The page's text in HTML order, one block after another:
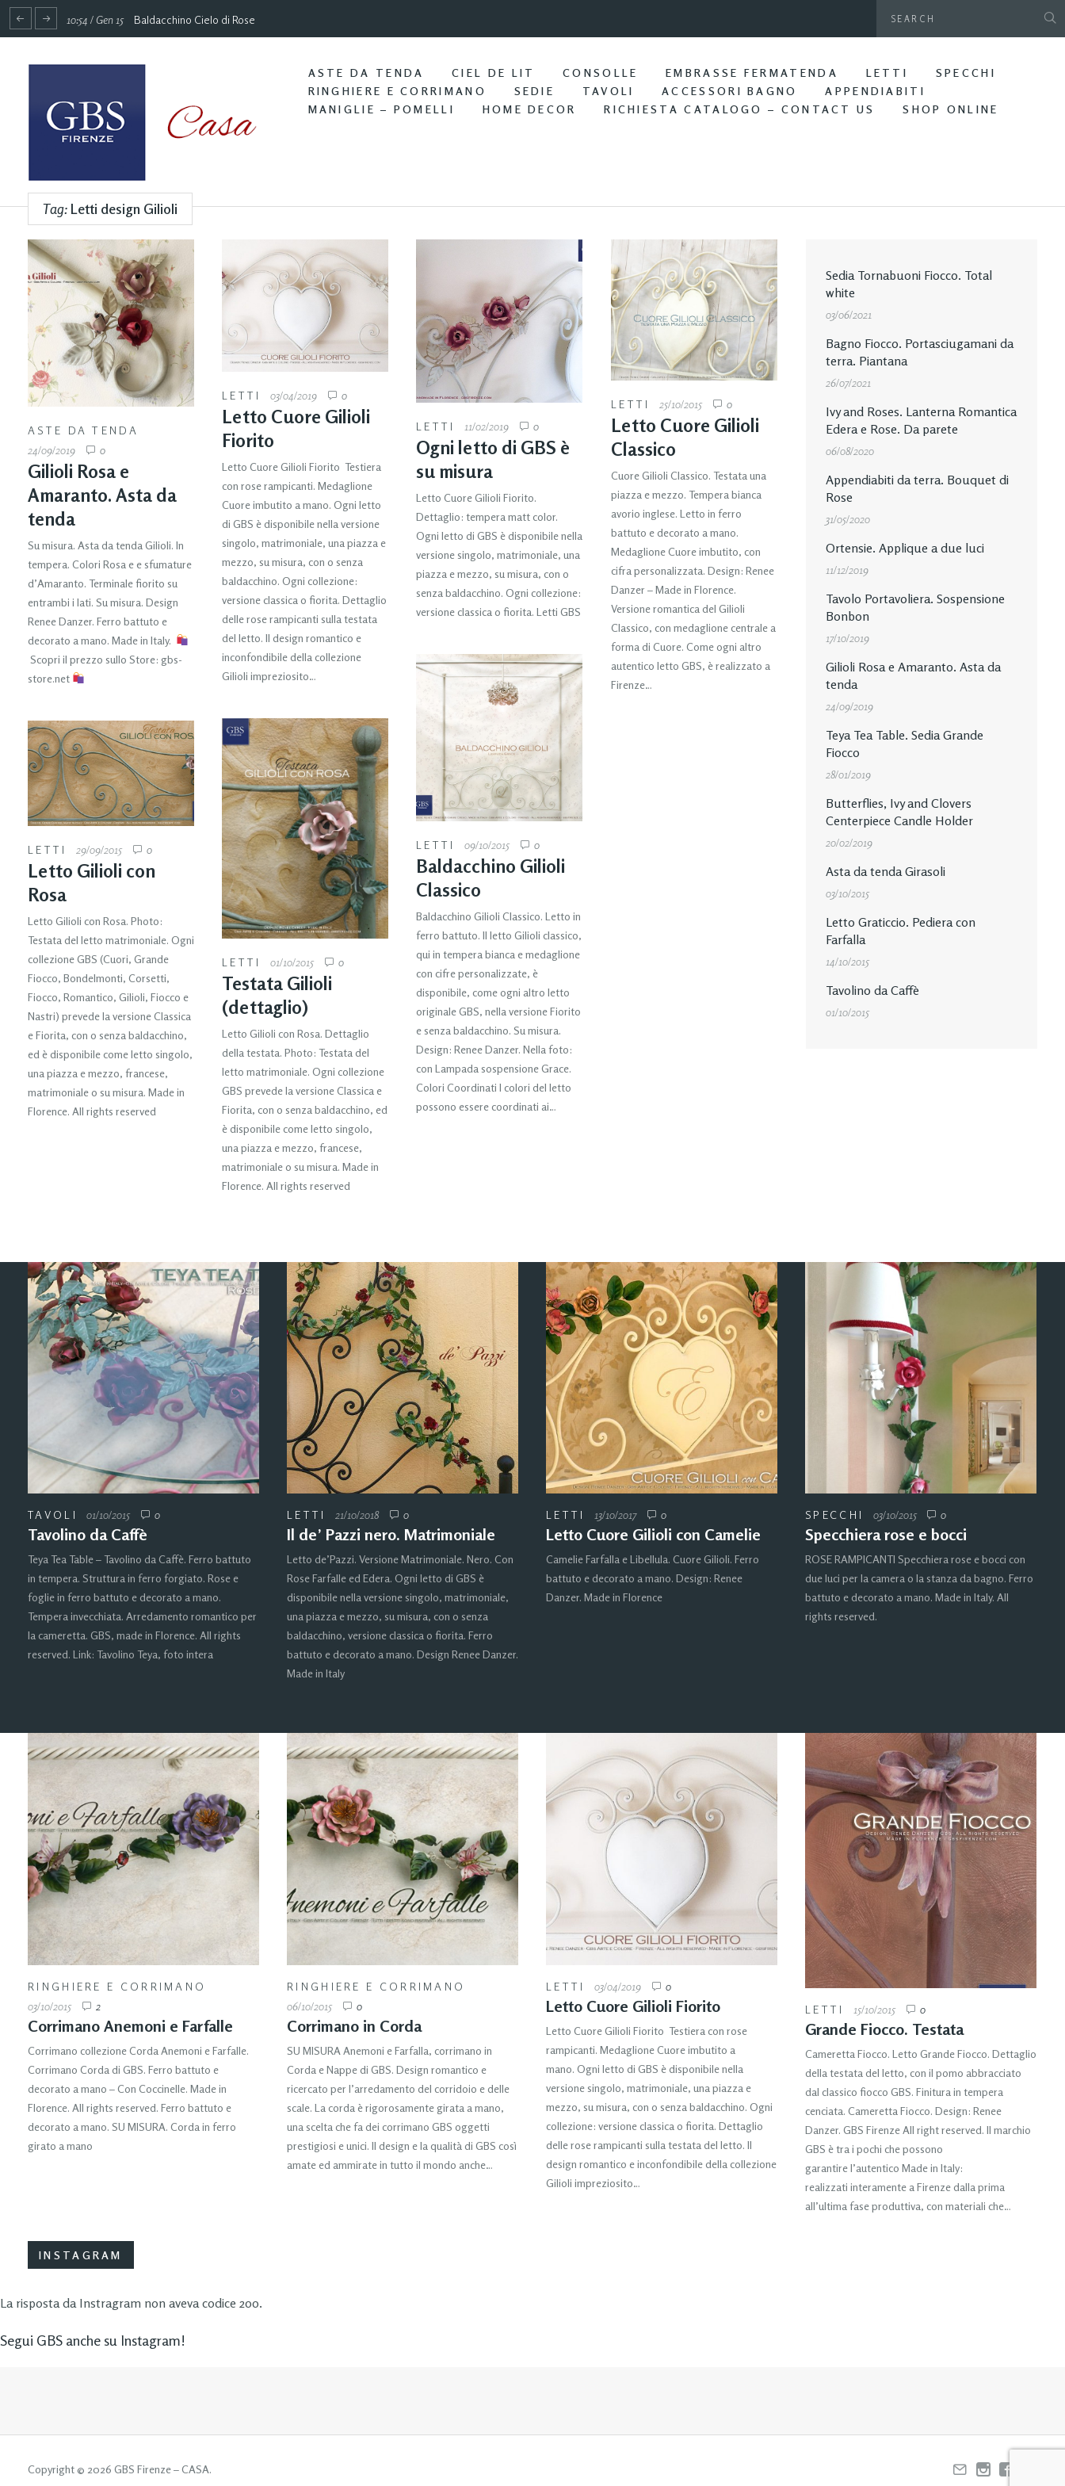
10:54 / Gen 15 Baldacchino Cielo di Rose
ASTE DA TENDA CIEL DE LIT CONSOLLE EMBRASSE FERMATENDA LETTI
SPECCHI
RINGHIERE E CORRIMANO
SEDIE TAVOLI ACCESSORI BAGNO
APPENDIABITI
MANIGLIE – POMELLI
HOME DECOR RICHIESTA CATALOGO – CONTACT US SHOP ONLINE
Tag:Letti design Gilioli
ASTE DA TENDA
24/09/2019
0
Gilioli Rosa e
Amaranto. Asta da
tenda
Su misura. Asta da tenda Gilioli. In
tempera. Colori Rosa e e sfumature
d’Amaranto. Terminale fiorito su
entrambi i lati. Su misura. Design
Renee Danzer. Ferro battuto e
decorato a mano. Made in Italy.
Scopri il prezzo sullo Store: gbs-
store.net
LETTI 03/04/2019 0
Letto Cuore Gilioli
Fiorito
Letto Cuore Gilioli Fiorito Testiera
con rose rampicanti. Medaglione
Cuore imbutito a mano. Ogni letto
di GBS è disponibile nella versione
singolo, matrimoniale, una piazza e
mezzo, su misura, con o senza
baldacchino. Ogni collezione:
versione classica o fiorita. Dettaglio
delle rose rampicanti sulla testata
del letto. Il design romantico e
inconfondibile della collezione
Gilioli impreziosito…
LETTI 11/02/2019 0
Ogni letto di GBS è
su misura
Letto Cuore Gilioli Fiorito.
Dettaglio: tempera matt color.
Ogni letto di GBS è disponibile nella
versione singolo, matrimoniale, una
piazza e mezzo, su misura, con o
senza baldacchino. Ogni collezione:
versione classica o fiorita. Letti GBS
LETTI 25/10/2015 0
Letto Cuore Gilioli
Classico
Cuore Gilioli Classico. Testata una
piazza e mezzo. Tempera bianca
avorio inglese. Letto in ferro
battuto e decorato a mano.
Medaglione Cuore imbutito, con
cifra personalizzata. Design: Renee
Danzer – Made in Florence.
Versione romantica del Gilioli
Classico, con medaglione centrale a
forma di Cuore. Come ogni altro
autentico letto GBS, è realizzato a
Firenze…
LETTI 09/10/2015 0
Baldacchino Gilioli
Classico
Baldacchino Gilioli Classico. Letto in
ferro battuto. Il letto Gilioli classico,
qui in tempera bianca e medaglione
con cifre personalizzate, è
disponibile, come ogni altro letto
originale GBS, nella versione Fiorito
e senza baldacchino. Su misura.
Design: Renee Danzer. Nella foto:
con Lampada sospensione Grace.
Colori Coordinati I colori del letto
possono essere coordinati ai…
LETTI 01/10/2015 0
Testata Gilioli
(dettaglio)
Letto Gilioli con Rosa. Dettaglio
della testata. Photo: Testata del
letto matrimoniale. Ogni collezione
GBS prevede la versione Classica e
Fiorita, con o senza baldacchino, ed
è disponibile come letto singolo,
una piazza e mezzo, francese,
matrimoniale o su misura. Made in
Florence. All rights reserved
LETTI 29/09/2015 0
Letto Gilioli con
Rosa
Letto Gilioli con Rosa. Photo:
Testata del letto matrimoniale. Ogni
collezione GBS (Cuori, Grande
Fiocco, Bondelmonti, Corsetti,
Fiocco, Romantico, Gilioli, Fiocco e
Nastri) prevede la versione Classica
e Fiorita, con o senza baldacchino,
ed è disponibile come letto singolo,
una piazza e mezzo, francese,
matrimoniale o su misura. Made in
Florence. All rights reserved
Sedia Tornabuoni Fiocco. Total
white
03/06/2021
Bagno Fiocco. Portasciugamani da
terra. Piantana
26/07/2021
Ivy and Roses. Lanterna Romantica
Edera e Rose. Da parete
06/08/2020
Appendiabiti da terra. Bouquet di
Rose
31/05/2020
Ortensie. Applique a due luci
11/12/2019
Tavolo Portavoliera. Sospensione
Bonbon
17/10/2019
Gilioli Rosa e Amaranto. Asta da
tenda
24/09/2019
Teya Tea Table. Sedia Grande
Fiocco
28/01/2019
Butterflies, Ivy and Clovers
Centerpiece Candle Holder
20/02/2019
Asta da tenda Girasoli
03/10/2015
Letto Graticcio. Pediera con
Farfalla
14/10/2015
Tavolino da Caffè
01/10/2015
TAVOLI 01/10/2015 0
Tavolino da Caffè
Teya Tea Table – Tavolino da Caffè. Ferro battuto
in tempera. Struttura in ferro forgiato. Rose e
foglie in ferro battuto e decorato a mano.
Tempera invecchiata. Arredamento romantico per
la cameretta. GBS, made in Florence. All rights
reserved. Link: Tavolino Teya, foto intera
LETTI 21/10/2018 0
Il de’ Pazzi nero. Matrimoniale
Letto de’Pazzi. Versione Matrimoniale. Nero. Con
Rose Farfalle ed Edera. Ogni letto di GBS è
disponibile nella versione singolo, matrimoniale,
una piazza e mezzo, su misura, con o senza
baldacchino, versione classica o fiorita. Ferro
battuto e decorato a mano. Design Renee Danzer.
Made in Italy
LETTI 13/10/2017 0
Letto Cuore Gilioli con Camelie
Camelie Farfalla e Libellula. Cuore Gilioli. Ferro
battuto e decorato a mano. Design: Renee
Danzer. Made in Florence
SPECCHI 03/10/2015 0
Specchiera rose e bocci
ROSE RAMPICANTI Specchiera rose e bocci con
due luci per la camera o la stanza da bagno. Ferro
battuto e decorato a mano. Made in Italy. All
rights reserved.
RINGHIERE E CORRIMANO
03/10/2015
2
Corrimano Anemoni e Farfalle
Corrimano collezione Corda Anemoni e Farfalle.
Corrimano Corda di GBS. Ferro battuto e
decorato a mano – Con Coccinelle. Made in
Florence. All rights reserved. Ferro battuto e
decorato a mano. SU MISURA. Corda in ferro
girato a mano
RINGHIERE E CORRIMANO
06/10/2015
0
Corrimano in Corda
SU MISURA Anemoni e Farfalla, corrimano in
Corda e Nappe di GBS. Design romantico e
ricercato per l’arredamento del corridoio e delle
scale. La corda è rigorosamente girata a mano,
una scelta che fa dei corrimano GBS oggetti
prestigiosi e unici. Il design e la qualità di GBS così
amate ed ammirate in tutto il mondo anche…
LETTI 03/04/2019 0
Letto Cuore Gilioli Fiorito
Letto Cuore Gilioli Fiorito Testiera con rose
rampicanti. Medaglione Cuore imbutito a
mano. Ogni letto di GBS è disponibile nella
versione singolo, matrimoniale, una piazza e
mezzo, su misura, con o senza baldacchino. Ogni
collezione: versione classica o fiorita. Dettaglio
delle rose rampicanti sulla testata del letto. Il
design romantico e inconfondibile della collezione
Gilioli impreziosito…
LETTI 15/10/2015 0
Grande Fiocco. Testata
Cameretta Fiocco. Letto Grande Fiocco. Dettaglio
della testata del letto, con il pomo abbracciato
dal classico fiocco GBS. Finitura in tempera
cenciata. Cameretta Fiocco. Design: Renee
Danzer. GBS Firenze All right reserved. Il marchio
GBS è tra i pochi che possono
garantire l’autentico Made in Italy:
realizzati interamente a Firenze dalla prima
all’ultima fase produttiva, con materiali che…
INSTAGRAM
La risposta da Instragram non aveva codice 200.
Segui GBS anche su Instagram!
Copyright © 2026 GBS Firenze – CASA.